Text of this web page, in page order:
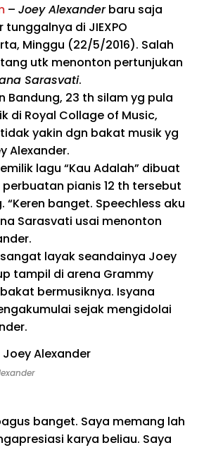
– Joey Alexanderbaru saja
di JIEXPO
Minggu (22/5/2016). Salah
utk menonton pertunjukan
Sarasvati.
Bandung, 23 th silamyg pula
di Royal Collage of Music,
tidakyakin dgn bakat musikyg
Alexander.
lagu “Kau Adalah” dibuat
perbuatan pianis 12 th tersebut
banget. Speechless aku
Sarasvati usai menonton
layak seandainya Joey
tampil di arena Grammy
bakat bermusiknya. Isyana
mulai sejak mengidolai
banget. Saya memang lah
karya beliau. Saya